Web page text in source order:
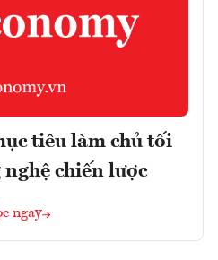
tiêu làm chủ tối
chiến lược
ngay